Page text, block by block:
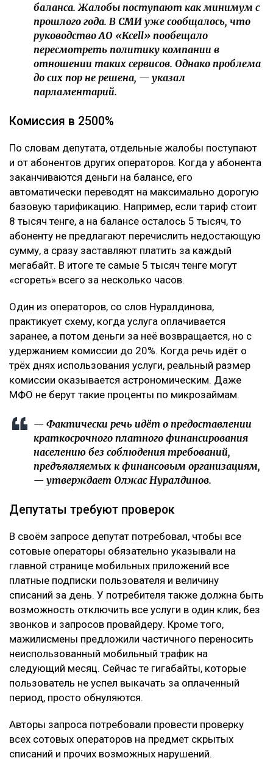
баланса. Жалобы поступают как минимум с
прошлого года. В СМИ уже сообщалось, что
руководство АО «Kcell» пообещало
пересмотреть политику компании в
отношении таких сервисов. Однако проблема
до сих пор не решена, — указал
парламентарий.
Комиссия в 2500%
По словам депутата, отдельные жалобы поступают
и от абонентов других операторов. Когда у абонента
заканчиваются деньги на балансе, его
автоматически переводят на максимально дорогую
базовую тарификацию. Например, если тариф стоит
8 тысяч тенге, а на балансе осталось 5 тысяч, то
абоненту не предлагают перечислить недостающую
сумму, а сразу заставляют платить за каждый
мегабайт. В итоге те самые 5 тысяч тенге могут
«сгореть» всего за несколько часов.
Один из операторов, со слов Нуралдинова,
практикует схему, когда услуга оплачивается
заранее, а потом деньги за неё возвращается, но с
удержанием комиссии до 20%. Когда речь идёт о
трёх днях использования услуги, реальный размер
комиссии оказывается астрономическим. Даже
МФО не берут такие проценты по микрозаймам.
— Фактически речь идёт о предоставлении
краткосрочного платного финансирования
населению без соблюдения требований,
предъявляемых к финансовым организациям,
— утверждает Олжас Нуралдинов.
Депутаты требуют проверок
В своём запросе депутат потребовал, чтобы все
сотовые операторы обязательно указывали на
главной странице мобильных приложений все
платные подписки пользователя и величину
списаний за день. У потребителя также должна быть
возможность отключить все услуги в один клик, без
звонков и запросов провайдеру. Кроме того,
мажилисмены предложили частичного переносить
неиспользованный мобильный трафик на
следующий месяц. Сейчас те гигабайты, которые
пользователь не успел выкачать за оплаченный
период, просто обнуляются.
Авторы запроса потребовали провести проверку
всех сотовых операторов на предмет скрытых
списаний и прочих возможных нарушений.